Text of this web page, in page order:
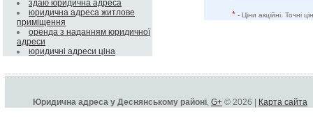
здаю юридична адреса
юридична адреса житлове
приміщення
оренда з наданням юридичної
адреси
юридичні адреси ціна
* - Ціни акційні. Точні
Юридична адреса у Деснянському районі, G+ © 2026 | Карта сайта